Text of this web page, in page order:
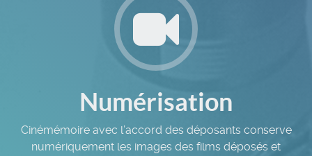
Numérisation
Cinémémoire avec l’accord des déposants conserve
numériquement les images des films déposés et